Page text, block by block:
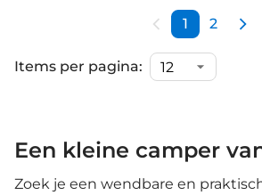
1 2
Items per pagina:
Een kleine camper
Zoek je een wendbare en